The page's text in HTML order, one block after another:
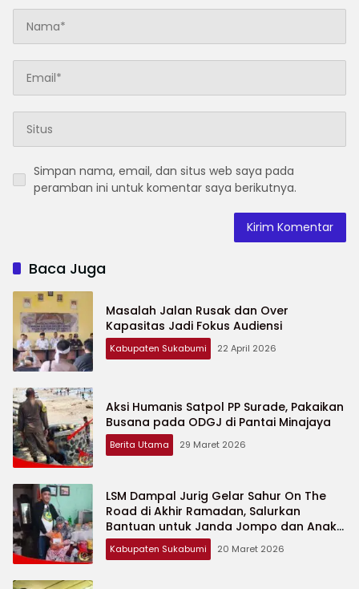
Simpan nama, email, dan situs web saya pada
peramban ini untuk komentar saya berikutnya.
Baca Juga
Masalah Jalan Rusak dan Over
Kapasitas Jadi Fokus Audiensi
Kabupaten Sukabumi 22 April 2026
Aksi Humanis Satpol PP Surade, Pakaikan
Busana pada ODGJ di Pantai Minajaya
Berita Utama 29 Maret 2026
LSM Dampal Jurig Gelar Sahur On The
Road di Akhir Ramadan, Salurkan
Bantuan untuk Janda Jompo dan Anak
Yatim
Kabupaten Sukabumi 20 Maret 2026